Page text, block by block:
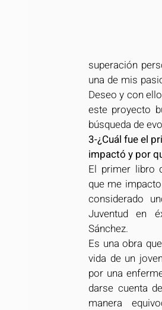
superación
una de mis
Deseo y con
este proyecto
búsqueda de
3-¿Cuál fue el
impactó y por
El primer libro
que me
considerado
Juventud en
Sánchez.
Es una obra
vida de un
por una
darse cuenta
manera